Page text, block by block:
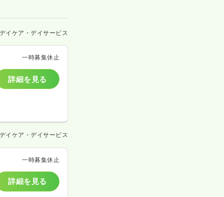
デイケア・デイサービス
一時募集休止
詳細を見る
デイケア・デイサービス
一時募集休止
詳細を見る